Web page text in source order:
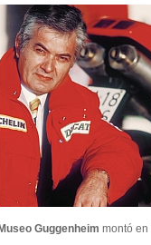
Museo Guggenheim montó en